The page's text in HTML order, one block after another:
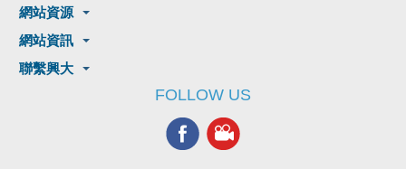
網站資源
網站資訊
聯繫興大
FOLLOW US